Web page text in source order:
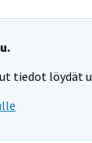
tiedot löydät